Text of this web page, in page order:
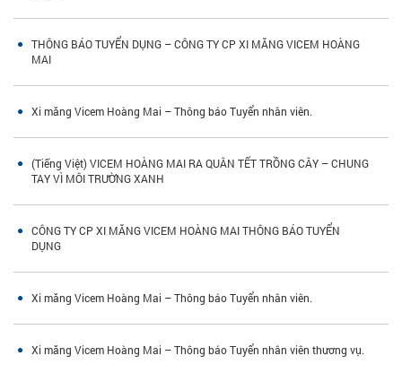
THÔNG BÁO TUYỂN DỤNG – CÔNG TY CP XI MĂNG VICEM HOÀNG
MAI
Xi măng Vicem Hoàng Mai – Thông báo Tuyển nhân viên.
(Tiếng Việt) VICEM HOÀNG MAI RA QUÂN TẾT TRỒNG CÂY – CHUNG
TAY VÌ MÔI TRƯỜNG XANH
CÔNG TY CP XI MĂNG VICEM HOÀNG MAI THÔNG BÁO TUYỂN
DỤNG
Xi măng Vicem Hoàng Mai – Thông báo Tuyển nhân viên.
Xi măng Vicem Hoàng Mai – Thông báo Tuyển nhân viên thương vụ.